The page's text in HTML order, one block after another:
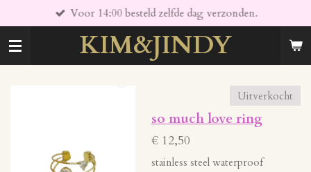
direct
naar
KIM&JINDY
Voor 14:00 besteld zelfde dag verzonden.
Uitverkocht
so much love ring
€ 12,50
stainless steel waterproof